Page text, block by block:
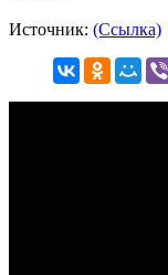
Источник: (Ссылка)